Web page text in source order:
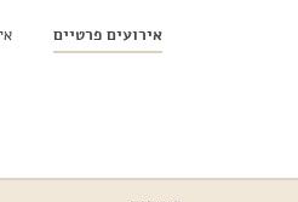
אירועים פרטיים